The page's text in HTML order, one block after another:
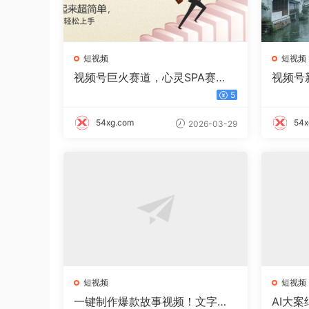
短视频
视频号巨火赛道，心灵SPA赛
道，做起来超简单，每天收益805
54xg.com 2026-03-29
短视频
视频号
短视频
一键制作爆款故事视频！文字秒
短视频
AI大案